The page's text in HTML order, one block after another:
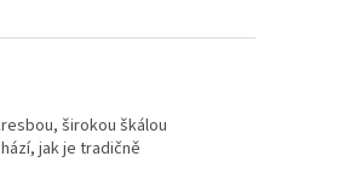
širokou škálou
jak je tradičně